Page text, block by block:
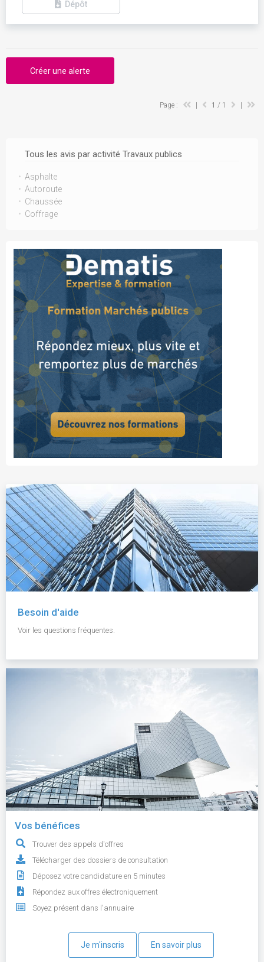
Tous les avis par activité Travaux publics
Asphalte
Autoroute
Chaussée
Coffrage
Dépôt
Créer une alerte
Page : 1 / 1
Besoin d'aide
Voir les questions fréquentes.
Vos bénéfices
Trouver des appels d'offres
Télécharger des dossiers de consultation
Déposez votre candidature en 5 minutes
Répondez aux offres électroniquement
Soyez présent dans l'annuaire
Je m'inscris En savoir plus